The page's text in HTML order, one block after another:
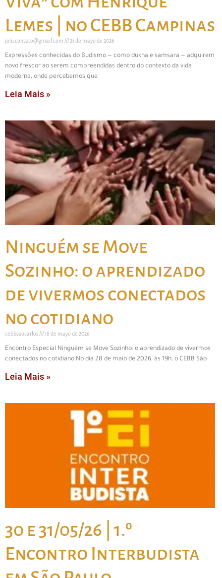
Lemes | no CEBB Campinas
jolu.contato@gmail.com 21 de mayo de 2026
Expressões conhecidas do Budismo — como dukha e samsara — adquirem
novo frescor ao serem compreendidas dentro do contexto da vida
moderna, onde percebemos que
Leia Mais »
Ninguém se Move
Sozinho: o aprendizado
de vivermos conectados
no cotidiano
cebbsaocarlos 18 de mayo de 2026
Encontro Especial Ninguém se Move Sozinho: o aprendizado de vivermos
conectados no cotidiano No dia 28 de maio de 2026, às 19h, o CEBB São
Leia Mais »
30 e 31/05/26 | 1.º
Encontro Interbudista